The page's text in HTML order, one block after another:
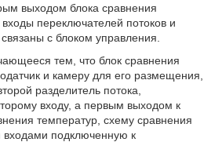
выходом блока сравнения
переключателей потоков и
с блоком управления.
тем, что блок сравнения
и камеру для его размещения,
разделитель потока,
входу, а первым выходом к
температур, схему сравнения
входами подключенную к